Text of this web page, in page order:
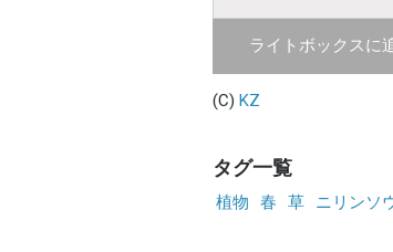
ライトボックスに
(C) KZ
タグ一覧
植物 春 草 ニリンソ